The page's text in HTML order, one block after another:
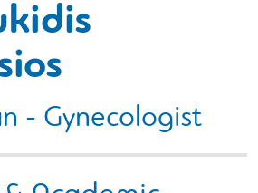
- Gynecologist